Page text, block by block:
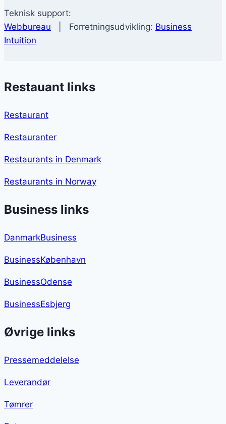
Teknisk support:
Webbureau | Forretningsudvikling: Business
Intuition
Restauant links
Restaurant
Restauranter
Restaurants in Denmark
Restaurants in Norway
Business links
DanmarkBusiness
BusinessKøbenhavn
BusinessOdense
BusinessEsbjerg
Øvrige links
Pressemeddelelse
Leverandør
Tømrer